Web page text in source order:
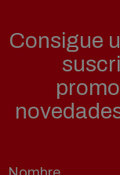
Consigue